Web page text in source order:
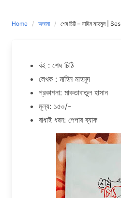
Home অজানা শেষ চিঠি – মাহিন মাহমুদ
বই : শেষ চিঠি
লেখক : মাহিন মাহমুদ
প্রকাশনা: মাকতাবাতুল হাসান
মূল্য: ১৫০/-
বাধাই ধরন: পেপার ব্যাক